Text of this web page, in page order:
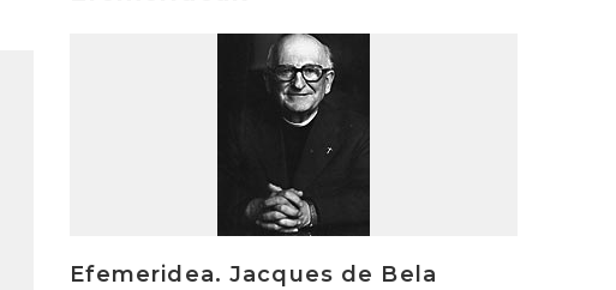
Efemeridea. Jacques de Bela